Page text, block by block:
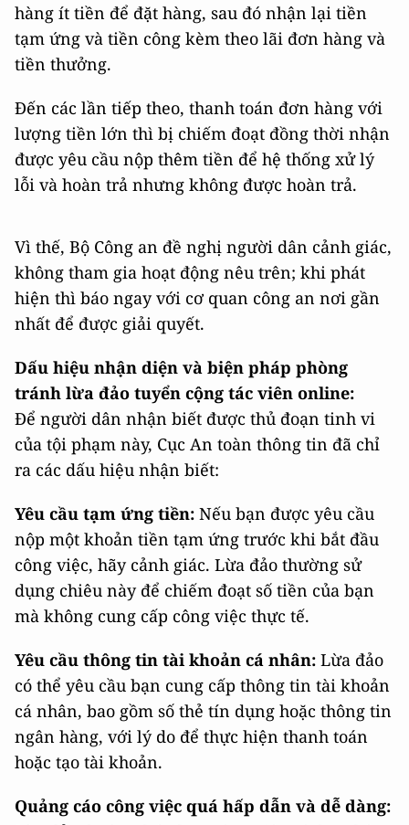
hàng ít tiền để đặt hàng, sau đó nhận lại tiền
tạm ứng và tiền công kèm theo lãi đơn hàng và
tiền thưởng.
Đến các lần tiếp theo, thanh toán đơn hàng với
lượng tiền lớn thì bị chiếm đoạt đồng thời nhận
được yêu cầu nộp thêm tiền để hệ thống xử lý
lỗi và hoàn trả nhưng không được hoàn trả.
Vì thế, Bộ Công an đề nghị người dân cảnh giác,
không tham gia hoạt động nêu trên; khi phát
hiện thì báo ngay với cơ quan công an nơi gần
nhất để được giải quyết.
Dấu hiệu nhận diện và biện pháp phòng
tránh lừa đảo tuyển cộng tác viên online:
Để người dân nhận biết được thủ đoạn tinh vi
của tội phạm này, Cục An toàn thông tin đã chỉ
ra các dấu hiệu nhận biết:
Yêu cầu tạm ứng tiền: Nếu bạn được yêu cầu
nộp một khoản tiền tạm ứng trước khi bắt đầu
công việc, hãy cảnh giác. Lừa đảo thường sử
dụng chiêu này để chiếm đoạt số tiền của bạn
mà không cung cấp công việc thực tế.
Yêu cầu thông tin tài khoản cá nhân: Lừa đảo
có thể yêu cầu bạn cung cấp thông tin tài khoản
cá nhân, bao gồm số thẻ tín dụng hoặc thông tin
ngân hàng, với lý do để thực hiện thanh toán
hoặc tạo tài khoản.
Quảng cáo công việc quá hấp dẫn và dễ dàng: